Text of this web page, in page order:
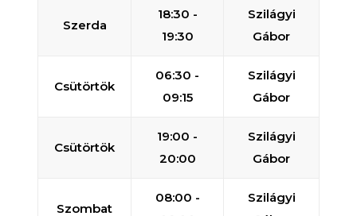
Szerda
18:30 -
19:30
Szilágyi
Gábor
Csütörtök
06:30 -
09:15
Szilágyi
Gábor
Csütörtök
19:00 -
20:00
Szilágyi
Gábor
Szombat
08:00 -
Szilágyi